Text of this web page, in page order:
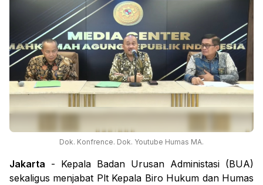
Dok. Konfrence. Dok. Youtube Humas MA.
Jakarta - Kepala Badan Urusan Administasi (BUA)
sekaligus menjabat Plt Kepala Biro Hukum dan Humas